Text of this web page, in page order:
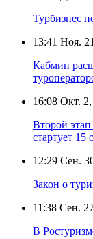
Турбизнес
13:41 Ноя.
Кабмин
16:08 Окт.
Второй
стартует 15
12:29 Сен.
Закон о
11:38 Сен.
В